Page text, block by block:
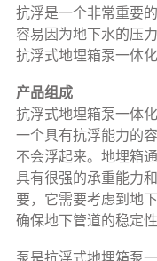
抗浮是一个非常重要
容易因为地下水的压
抗浮式地埋箱泵一体
产品组成
抗浮式地埋箱泵一体
一个具有抗浮能力的
不会浮起来。地埋箱
具有很强的承重能力
要，它需要考虑到地
确保地下管道的稳定性
泵是抗浮式地埋箱泵